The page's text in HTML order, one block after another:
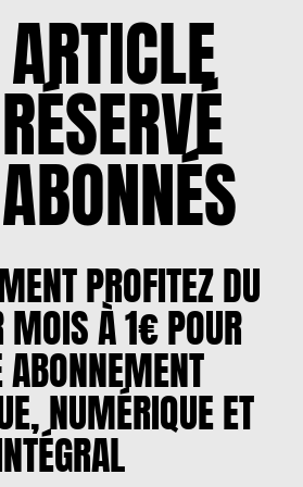
PROFITEZ DU
MOIS À 1€ POUR
ABONNEMENT
NUMÉRIQUE ET